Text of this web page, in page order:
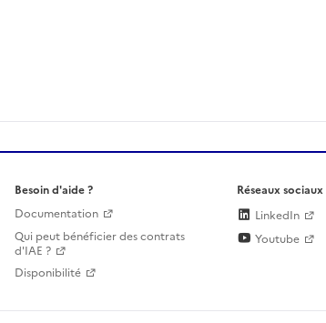
Besoin d'aide ?
Documentation
Qui peut bénéficier des contrats
d'IAE ?
Disponibilité
Réseaux sociaux
LinkedIn
Youtube